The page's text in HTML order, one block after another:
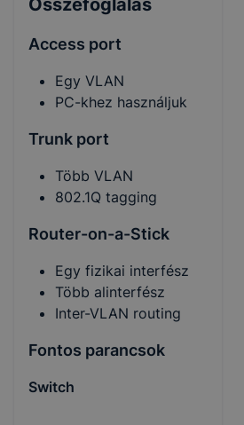
Access port
Egy VLAN
PC-khez használjuk
Trunk port
Több VLAN
802.1Q tagging
Router-on-a-Stick
Egy fizikai interfész
Több alinterfész
Inter-VLAN routing
Fontos parancsok
Switch